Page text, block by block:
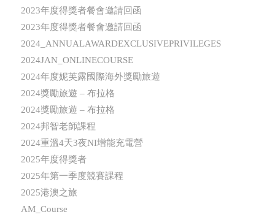
2023年度得獎者餐會邀請回函
2023年度得獎者餐會邀請回函
2024_ANNUALAWARDEXCLUSIVEPRIVILEGES
2024JAN_ONLINECOURSE
2024年度妮芙露國際海外獎勵旅遊
2024獎勵旅遊 – 布拉格
2024獎勵旅遊 – 布拉格
2024邦智老師課程
2024重溫4天3夜NI增能充電營
2025年度得獎者
2025年第一季度競賽課程
2025港澳之旅
AM_Course